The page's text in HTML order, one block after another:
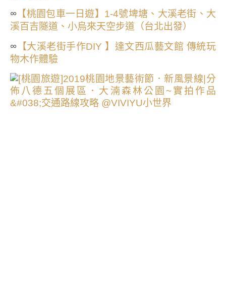
∞ 【桃園包車一日遊】1-4號埤塘、大溪老街、大
溪百吉隧道、小烏來天空步道（台北出發）
∞ 【大溪老街手作DIY 】達文西瓜藝文館 傳統玩
物木作體驗